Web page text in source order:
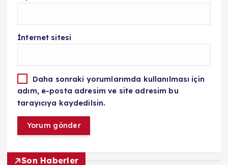
İnternet sitesi
Daha sonraki yorumlarımda kullanılması için
adım, e-posta adresim ve site adresim bu
tarayıcıya kaydedilsin.
Son Haberler